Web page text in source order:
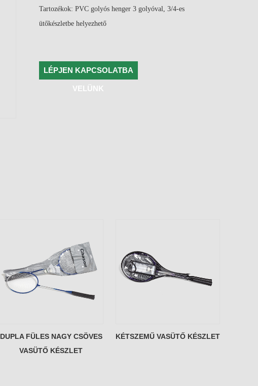
Tartozékok: PVC golyós henger 3 golyóval, 3/4-es
ütőkészletbe helyezhető
LÉPJEN KAPCSOLATBA
VELÜNK
DUPLA FÜLES NAGY CSÖVES
VASÜTŐ KÉSZLET
KÉTSZEMŰ VASÜTŐ KÉSZLET